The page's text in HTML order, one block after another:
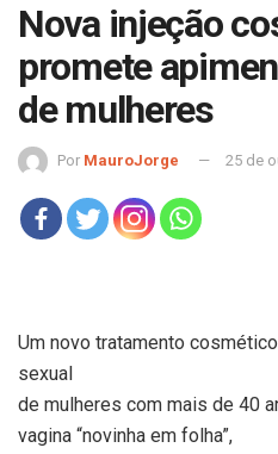
Nova injeção
promete
de mulheres
Por MauroJorge 25 de
Um novo tratamento
sexual
de mulheres com mais de 40
vagina “novinha em folha”,